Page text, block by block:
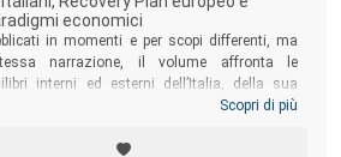
economici
in momenti e per scopi differenti, ma
narrazione, il volume affronta le
interni ed esterni dell’Italia, della sua
innovativa e realizzativa di sistemi
finalmente, trovare nel
Scopri di più